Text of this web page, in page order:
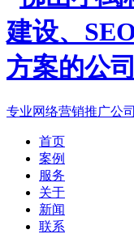
专业网络营销推广公司
首页
案例
服务
关于
新闻
联系